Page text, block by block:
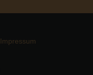
Impressum